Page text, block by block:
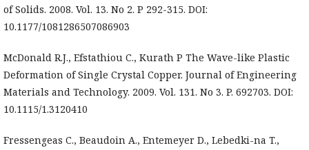
of Solids. 2008. Vol. 13. No 2. P 292-315. DOI:
10.1177/1081286507086903
McDonald R.J., Efstathiou C., Kurath P The Wave-like Plastic
Deformation of Single Crystal Copper. Journal of Engineering
Materials and Technology. 2009. Vol. 131. No 3. P. 692703. DOI:
10.1115/1.3120410
Fressengeas C., Beaudoin A., Entemeyer D., Lebedki-na T.,